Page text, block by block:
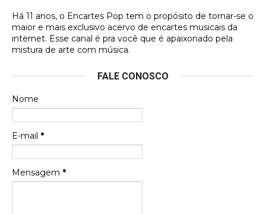
DVD MIDINHO
Francierton
futuras aquisições, e olhando o encarte aqui, me
Francierton
Espero que tenham sentido minha falta, informo
que estou de volta para trazer mais contribuições
Há 11 anos, o Encartes Pop tem o propósito de tornar-se o
maior e mais exclusivo acervo de encartes musicais da
internet. Esse canal é pra você que é apaixonado pela
mistura de arte com música.
FALE CONOSCO
Nome
E-mail *
Mensagem *